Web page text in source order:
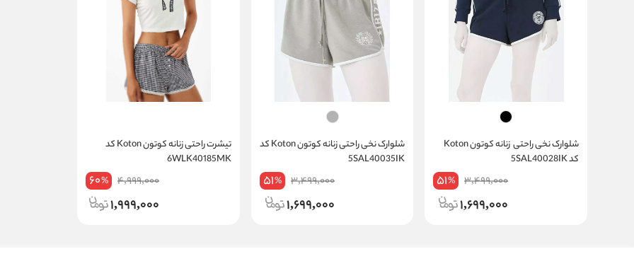
شلوارک نخی راحتی زنانه کوتون Koton
کد 5SAL40028IK
3,499,000
51%
1,699,000
شلوارک نخی راحتی زنانه کوتون Koton کد
5SAL40035IK
3,499,000
51%
1,699,000
تیشرت راحتی زنانه کوتون Koton کد
6WLK40185MK
4,999,000
60%
1,999,000